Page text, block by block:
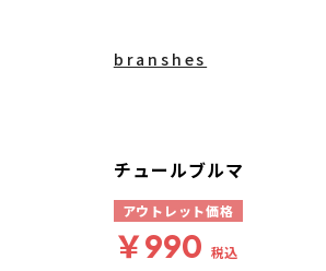
branshes
チュールブルマ
アウトレット価格
￥990 税込